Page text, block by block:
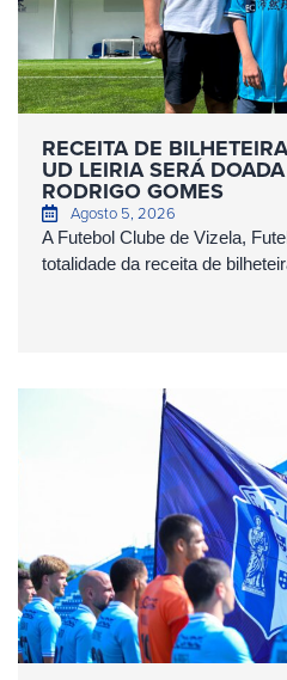
RECEITA DE
UD LEIRIA SERÁ
RODRIGO GOMES
Agosto 5, 2026
A Futebol Clube de Vizela,
totalidade da receita de